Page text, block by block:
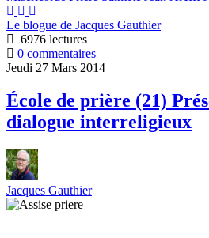
Le blogue de Jacques Gauthier
6976 lectures
0 commentaires
Jeudi 27 Mars 2014
École de prière (21)
dialogue interreligieux
Jacques Gauthier